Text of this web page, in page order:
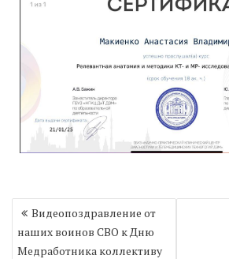
Навигация
по
записям
Видеопоздравление от
наших воинов СВО к Дню
Медработника коллективу